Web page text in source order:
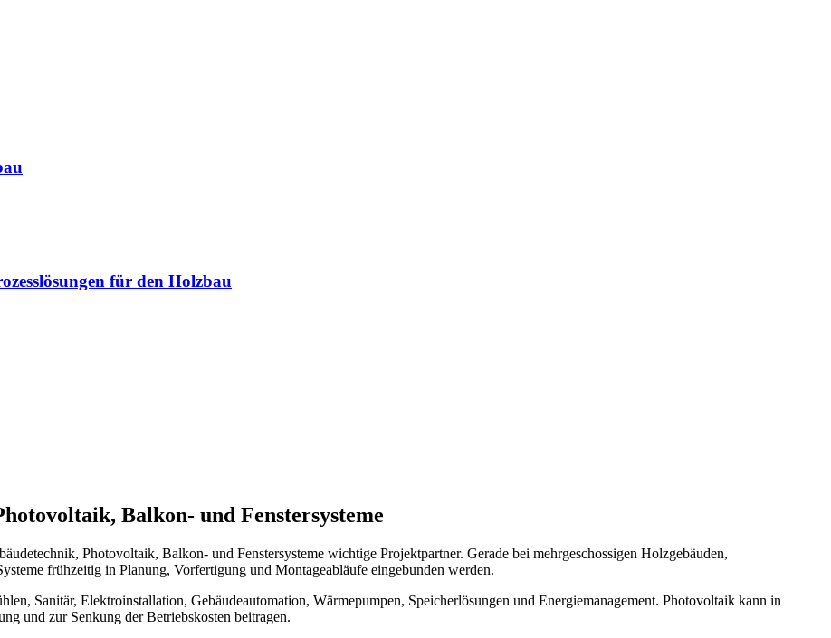
für den Holzbau
Balkon- und Fenstersysteme
Photovoltaik, Balkon- und Fenstersysteme wichtige Projektpartner. Gerade bei mehrgeschossigen Holzgebäuden,
frühzeitig in Planung, Vorfertigung und Montageabläufe eingebunden werden.
Sanitär, Elektroinstallation, Gebäudeautomation, Wärmepumpen, Speicherlösungen und Energiemanagement. Photovoltaik kann in
und zur Senkung der Betriebskosten beitragen.